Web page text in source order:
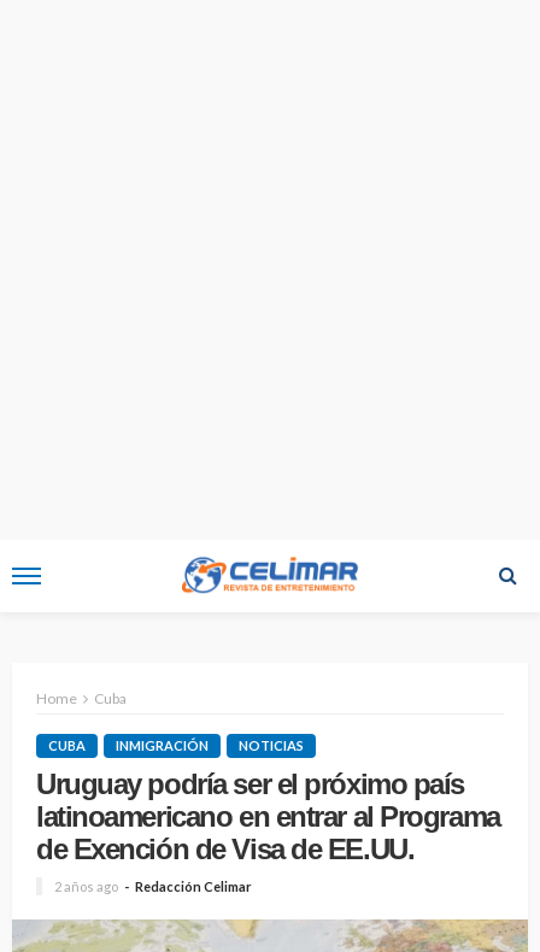
Home Cuba
CUBA INMIGRACIÓN NOTICIAS
Uruguay podría ser el próximo país
latinoamericano en entrar al Programa
de Exención de Visa de EE.UU.
2 años ago Redacción Celimar